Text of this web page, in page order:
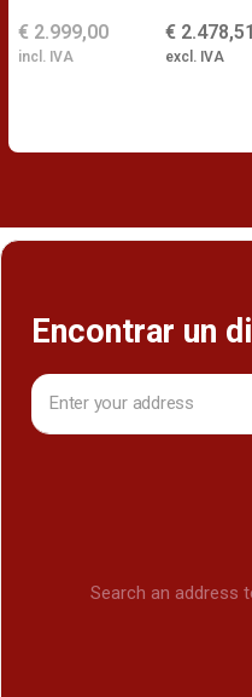
€ 2.478,51
excl. IVA
€ 2.999,00
incl. IVA
Encontrar un
Search an address